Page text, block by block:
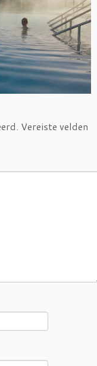
Vereiste velden